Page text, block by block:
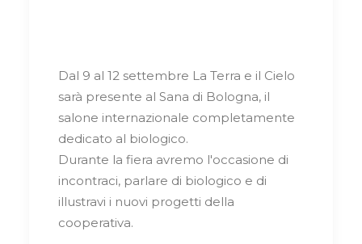
Dal 9 al 12 settembre La Terra e il Cielo
sarà presente al Sana di Bologna, il
salone internazionale completamente
dedicato al biologico.
Durante la fiera avremo l'occasione di
incontraci, parlare di biologico e di
illustravi i nuovi progetti della
cooperativa.